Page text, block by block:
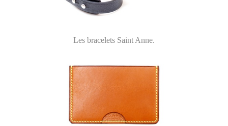
Les bracelets Saint Anne.